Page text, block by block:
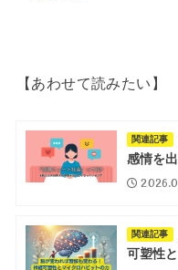
【あわせて読みたい】
関連記事
感情を
関連記事
可塑性